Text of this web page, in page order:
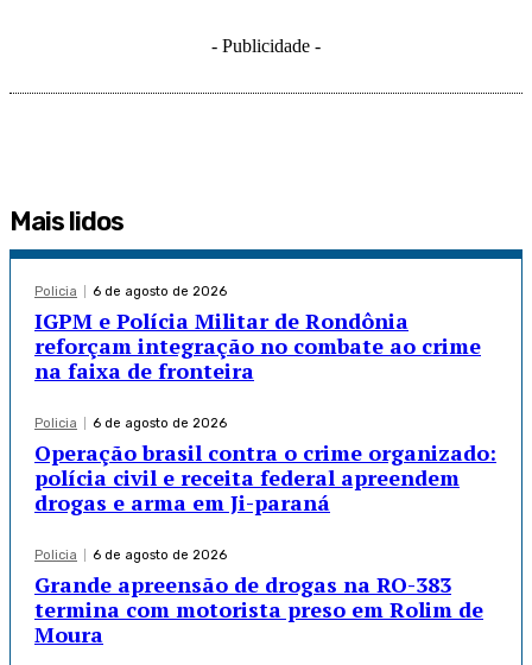
- Publicidade -
Mais lidos
Policia 6 de agosto de 2026
IGPM e Polícia Militar de Rondônia
reforçam integração no combate ao crime
na faixa de fronteira
Policia 6 de agosto de 2026
Operação brasil contra o crime organizado:
polícia civil e receita federal apreendem
drogas e arma em Ji-paraná
Policia 6 de agosto de 2026
Grande apreensão de drogas na RO-383
termina com motorista preso em Rolim de
Moura